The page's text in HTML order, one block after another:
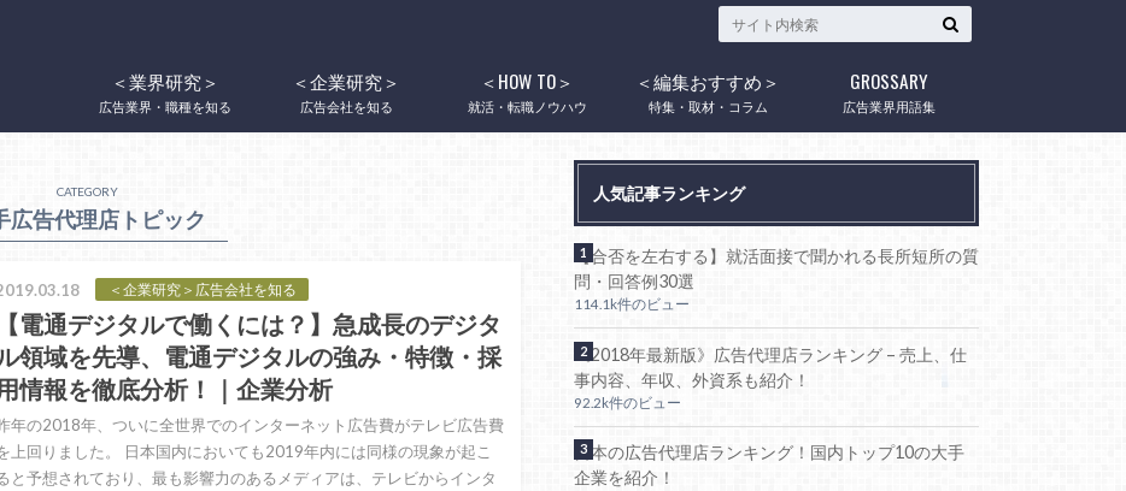
広告業界・職種を知る
＜業界研究＞
広告会社を知る
＜企業研究＞
就活・転職ノウハウ
＜HOW TO＞
特集・取材・コラム
＜編集おすすめ＞
広告業界用語集
GROSSARY
CATEGORY
広告代理店トピック
＜企業研究＞広告会社を知る
【電通デジタルで働くには？】急成長のデジタ
領域を先導、電通デジタルの強み・特徴・採
情報を徹底分析！｜企業分析
年の2018年、ついに全世界でのインターネット広告費がテレビ広告費
上回りました。 日本国内においても2019年内には同様の現象が起こ
と予想されており、最も影響力のあるメディアは、テレビからインタ
人気記事ランキング
【合否を左右する】就活面接で聞かれる長所短所の質
問・回答例30選
114.1k件のビュー
《2018年最新版》広告代理店ランキング – 売上、仕
事内容、年収、外資系も紹介！
92.2k件のビュー
日本の広告代理店ランキング！国内トップ10の大手
企業を紹介！